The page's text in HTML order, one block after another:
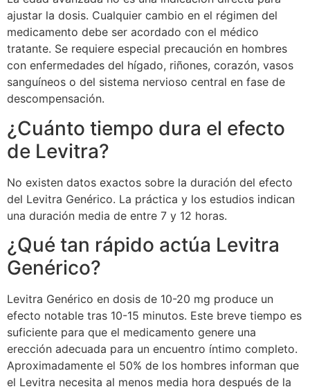
ajustar la dosis. Cualquier cambio en el régimen del
medicamento debe ser acordado con el médico
tratante. Se requiere especial precaución en hombres
con enfermedades del hígado, riñones, corazón, vasos
sanguíneos o del sistema nervioso central en fase de
descompensación.
¿Cuánto tiempo dura el efecto
de Levitra?
No existen datos exactos sobre la duración del efecto
del Levitra Genérico. La práctica y los estudios indican
una duración media de entre 7 y 12 horas.
¿Qué tan rápido actúa Levitra
Genérico?
Levitra Genérico en dosis de 10-20 mg produce un
efecto notable tras 10-15 minutos. Este breve tiempo es
suficiente para que el medicamento genere una
erección adecuada para un encuentro íntimo completo.
Aproximadamente el 50% de los hombres informan que
el Levitra necesita al menos media hora después de la